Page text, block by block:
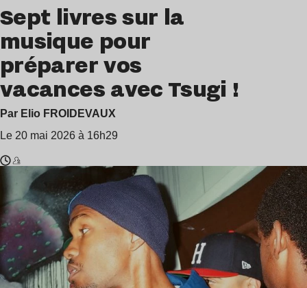
Sept livres sur la
musique pour
préparer vos
vacances avec Tsugi !
Par Elio FROIDEVAUX
Le 20 mai 2026 à 16h29
Temps
lecture
:
min
Frank
Ocean